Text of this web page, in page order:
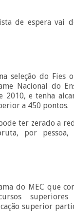
de espera vai
seleção do Fies
Nacional do
e tenha
a 450 pontos.
ter zerado a
por
do MEC que
superior